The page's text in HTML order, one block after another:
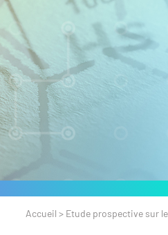
Accueil > Etude prospective sur